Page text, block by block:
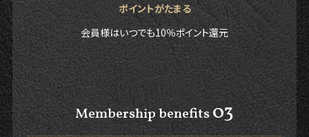
ポイントがたまる
会員様はいつでも10％ポイント還元
Membership benefits03